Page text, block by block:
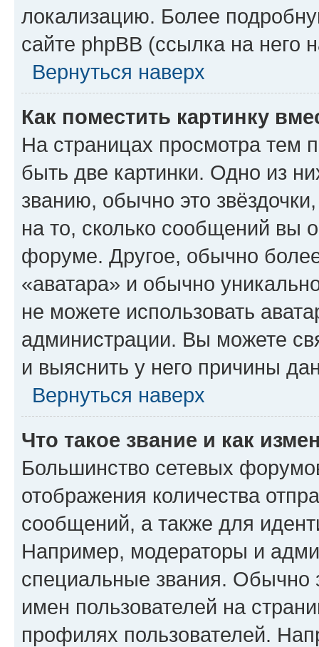
локализацию. Более
сайте phpBB (ссылка на него
Вернуться наверх
Как поместить картинку
На страницах просмотра тем
быть две картинки. Одно из
званию, обычно это
на то, сколько сообщений вы
форуме. Другое, обычно
«аватара» и обычно
не можете использовать
администрации. Вы можете
и выяснить у него причины
Вернуться наверх
Что такое звание и как
Большинство сетевых
отображения количества
сообщений, а также для
Например, модераторы и
специальные звания. Обычно
имен пользователей на
профилях пользователей.